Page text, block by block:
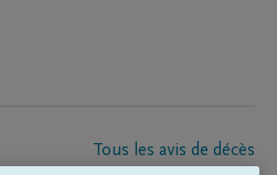
Tous les avis de décès